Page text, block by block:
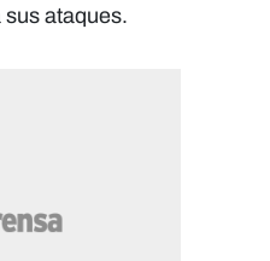
sus ataques.